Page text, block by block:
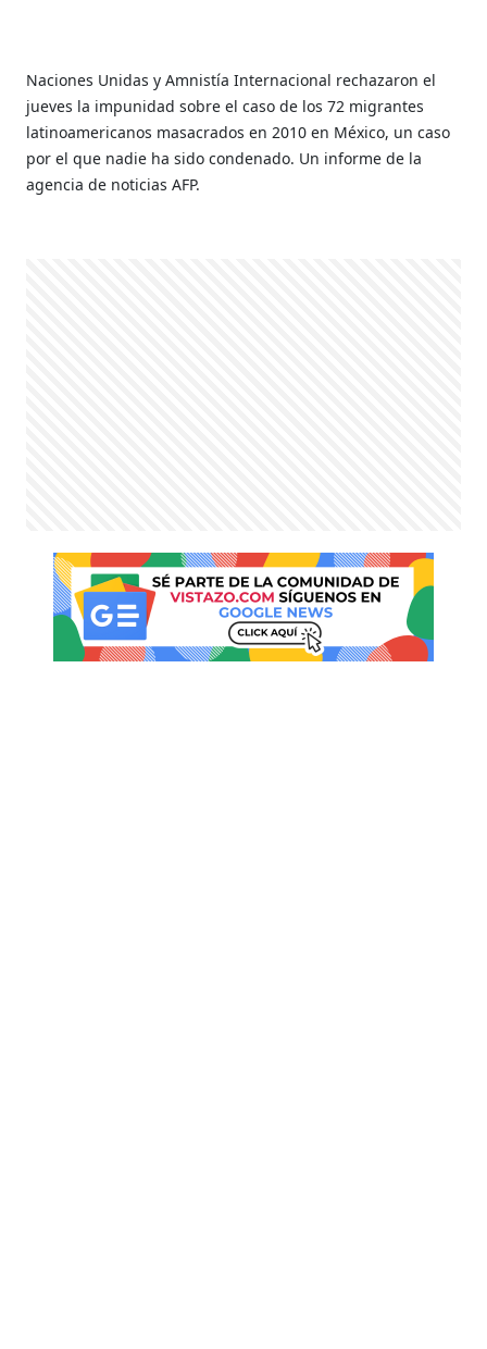
Naciones Unidas y Amnistía Internacional rechazaron el
jueves la impunidad sobre el caso de los 72 migrantes
latinoamericanos masacrados en 2010 en México, un caso
por el que nadie ha sido condenado. Un informe de la
agencia de noticias AFP.